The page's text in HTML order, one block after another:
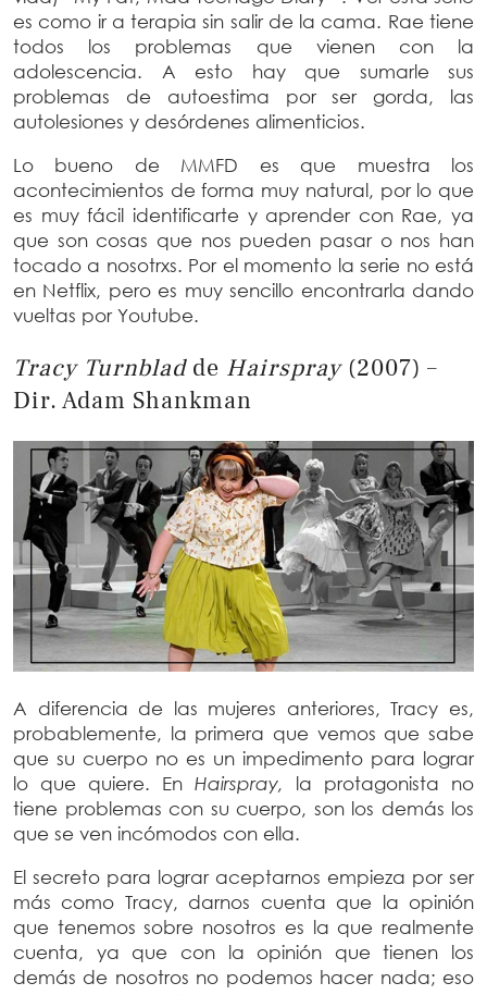
es como ir a terapia sin salir de la cama. Rae tiene
todos los problemas que vienen con la
adolescencia. A esto hay que sumarle sus
problemas de autoestima por ser gorda, las
autolesiones y desórdenes alimenticios.
Lo bueno de MMFD es que muestra los
acontecimientos de forma muy natural, por lo que
es muy fácil identificarte y aprender con Rae, ya
que son cosas que nos pueden pasar o nos han
tocado a nosotrxs. Por el momento la serie no está
en Netflix, pero es muy sencillo encontrarla dando
vueltas por Youtube.
Tracy Turnblad de Hairspray(2007) –
Dir. Adam Shankman
A diferencia de las mujeres anteriores, Tracy es,
probablemente, la primera que vemos que sabe
que su cuerpo no es un impedimento para lograr
lo que quiere. En Hairspray, la protagonista no
tiene problemas con su cuerpo, son los demás los
que se ven incómodos con ella.
El secreto para lograr aceptarnos empieza por ser
más como Tracy, darnos cuenta que la opinión
que tenemos sobre nosotros es la que realmente
cuenta, ya que con la opinión que tienen los
demás de nosotros no podemos hacer nada; eso